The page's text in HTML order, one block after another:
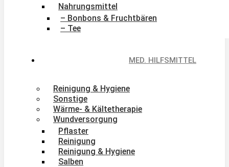
Nahrungsmittel
– Bonbons & Fruchtbären
– Tee
MED. HILFSMITTEL
Reinigung & Hygiene
Sonstige
Wärme- & Kältetherapie
Wundversorgung
Pflaster
Reinigung
Reinigung & Hygiene
Salben